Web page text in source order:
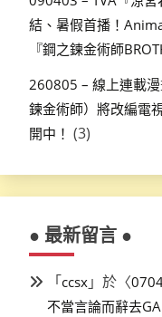
結、暑假首播！
『鋼之鍊金術師
260805 – 線上連載
鍊金術師）將改編電
開中！ (3)
● 最新留言 ●
「ccsx 」於〈
不當言論而辭去